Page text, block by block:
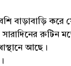
বাড়াবাড়ি করে
আছে।